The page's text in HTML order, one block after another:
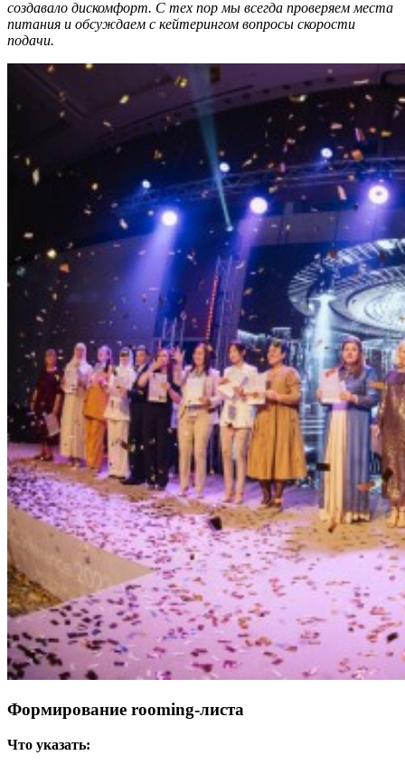
создавало дискомфорт. С тех пор мы всегда проверяем места
питания и обсуждаем с кейтерингом вопросы скорости
подачи.
Формирование rooming-листа
Что указать: